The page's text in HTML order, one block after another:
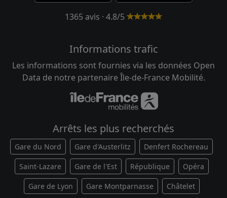
1365 avis · 4.8/5
Informations trafic
Les informations sont fournies via les données Open
Data de notre partenaire Île-de-France Mobilité.
Arrêts les plus recherchés
Gare du Nord Gare d'Austerlitz Denfert Rochereau
Saint-Lazare Gare de l'Est République Opéra
Gare de Lyon Gare Montparnasse Châtelet